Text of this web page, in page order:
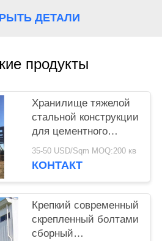
ДЕТАЛИ
продукты
Хранилище тяжелой
стальной конструкции
для цементного
завода
35-50 USD/Sqm MOQ:200 кв
КОНТАКТ
Крепкий современный
скрепленный болтами
сборный